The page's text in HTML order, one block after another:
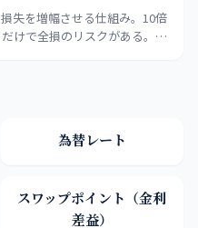
失を増幅させる仕組み。10倍
けで全損のリスクがある。損
為替レート
スワップポイント（金利
差益）